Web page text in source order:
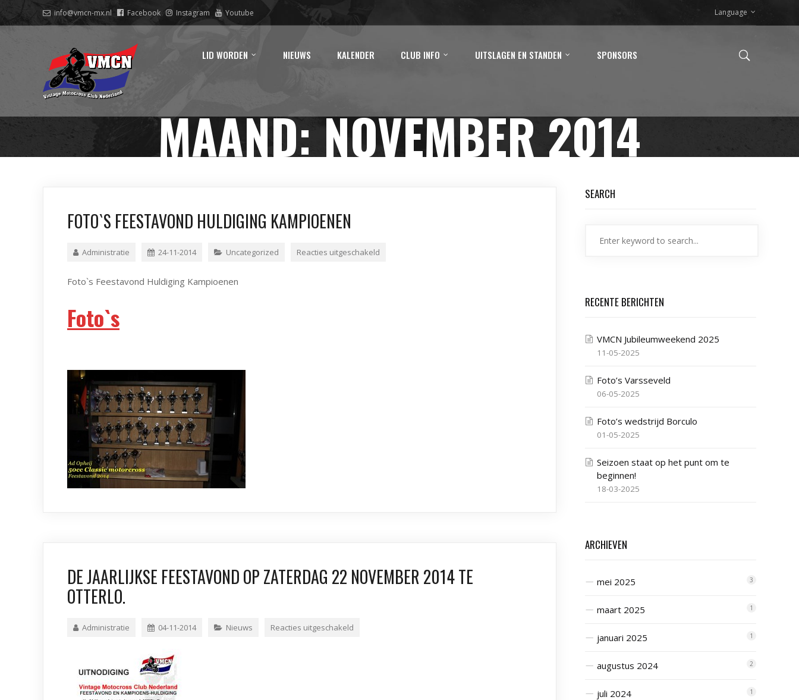
info@vmcn-mx.nl Facebook Instagram Youtube Language
LID WORDEN NIEUWS KALENDER CLUB INFO UITSLAGEN EN STANDEN SPONSORS
MAAND:NOVEMBER 2014
FOTO`S FEESTAVOND HULDIGING KAMPIOENEN
Administratie 24-11-2014 Uncategorized Reacties uitgeschakeld
Foto`s Feestavond Huldiging Kampioenen
Foto`s
DE JAARLIJKSE FEESTAVOND OP ZATERDAG 22 NOVEMBER 2014 TE
OTTERLO.
Administratie 04-11-2014 Nieuws Reacties uitgeschakeld
SEARCH
RECENTE BERICHTEN
VMCN Jubileumweekend 2025
11-05-2025
Foto’s Varsseveld
06-05-2025
Foto’s wedstrijd Borculo
01-05-2025
Seizoen staat op het punt om te
beginnen!
18-03-2025
ARCHIEVEN
mei 2025 3
maart 2025 1
januari 2025 1
augustus 2024 2
juli 2024 1